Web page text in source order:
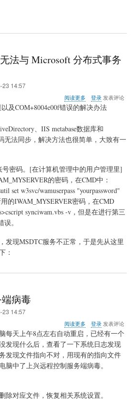
法与 Microsoft 分布式事务
23 14:57
阅读更多
于
8004E00F
COM+
无
分
布
务
协
序
交
登录发表评论
及COM+8004e00f错误的解决办法
、IIS metabase数据库和
无法同步，解决方法也很简单，大致有一
密码。[在计算机管理中的用户管理里]
的密码，在CMD中：
set w3svc/wamuserpass "yourpassword"
的IWAM_MYSERVER密码，在CMD
synciwam.vbs -v，但是在进行第三
。
发现MSDTC服务不正常，于是先从这里
：
病毒
23 14:57
阅读更多
上
兴
远
程
务
登录发表评论
每天上午8点左右自动重启，已经有一个
发现什么后，查看了一下系统日志发现
发现文件指向不对，用现有的指向文件
脑中了上兴远程控制服务端病毒。
除对应文件，恢复相关系统设置。